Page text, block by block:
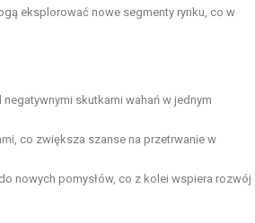
eksplorować nowe segmenty rynku, co w
skutkami wahań w jednym
co zwiększa szanse na przetrwanie w
nowych pomysłów, co z kolei wspiera rozwój